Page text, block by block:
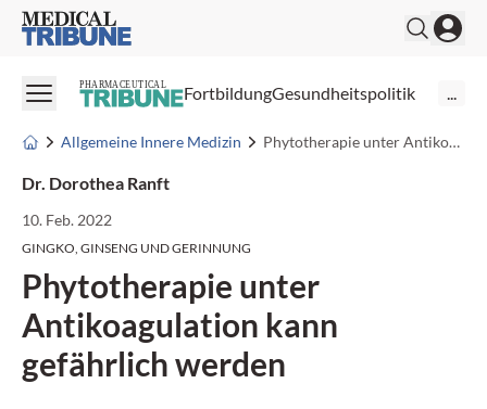
Medical Tribune
PHARMACEUTICAL FortbildungGesundheitspolitik ...
Allgemeine Innere Medizin Phytotherapie unter Antikoagulation kann gefährlich werden
Dr. Dorothea Ranft
10. Feb. 2022
GINGKO, GINSENG UND GERINNUNG
Phytotherapie unter
Antikoagulation kann
gefährlich werden